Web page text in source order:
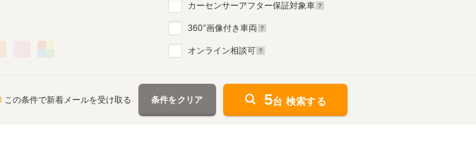
カーセンサーアフター保証対象車
360°画像付き車両
オンライン相談可
この条件で新着メールを受け取る 条件をクリア 5台 検索する